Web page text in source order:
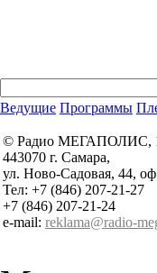
Ведущие Программы
© Радио МЕГАПОЛИС,
443070 г. Самара,
ул. Ново-Садовая, 44,
Тел: +7 (846) 207-21-27
+7 (846) 207-21-24
e-mail: reklama@radio-